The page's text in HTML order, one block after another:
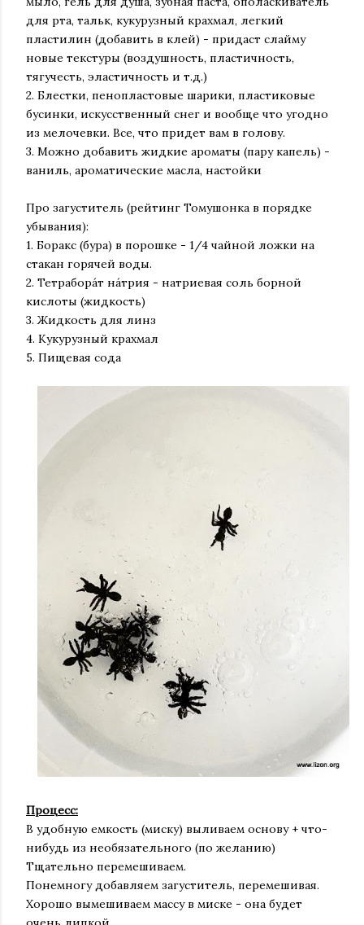
для рта, тальк, кукурузный крахмал, легкий
пластилин (добавить в клей) - придаст слайму
новые текстуры (воздушность, пластичность,
тягучесть, эластичность и т.д.)
2. Блестки, пенопластовые шарики, пластиковые
бусинки, искусственный снег и вообще что угодно
из мелочевки. Все, что придет вам в голову.
3. Можно добавить жидкие ароматы (пару капель) -
ваниль, ароматические масла, настойки
Про загуститель (рейтинг Томушонка в порядке
убывания):
1. Боракс (бура) в порошке - 1/4 чайной ложки на
стакан горячей воды.
2. Тетрабора́т на́трия - натриевая соль борной
кислоты (жидкость)
3. Жидкость для линз
4. Кукурузный крахмал
5. Пищевая сода
Процесс:
В удобную емкость (миску) выливаем основу + что-
нибудь из необязательного (по желанию)
Тщательно перемешиваем.
Понемногу добавляем загуститель, перемешивая.
Хорошо вымешиваем массу в миске - она будет